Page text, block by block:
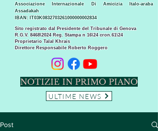
Sito registrato dal Presidente del Tribunale di Genova
R.G.V. 8468\2024 Reg. Stampa n 16\24 cron.61\24 ​
Proprietario Talal Khrais
Direttore Responsabile Roberto Roggero
Associazione Internazionale Di Amicizia Italo-araba
Assadakah
IBAN: IT03K0832703261000000002834
NOTIZIE IN PRIMO PIANO
ULTIME NEWS
Post